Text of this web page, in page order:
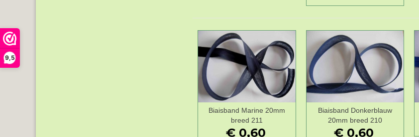
9,5
Wenslijst
Biaisband Marine 20mm
breed 211
€ 0,60
Wenslijst
Biaisband Donkerblauw
20mm breed 210
€ 0,60